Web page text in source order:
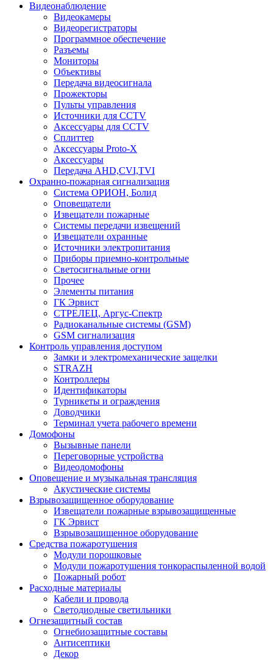
Видеонаблюдение
Видеокамеры
Видеорегистраторы
Программное обеспечение
Разъемы
Мониторы
Объективы
Передача видеосигнала
Прожекторы
Пульты управления
Источники для CCTV
Аксессуары для CCTV
Сплиттер
Аксессуары Proto-X
Аксессуары
Передача AHD,CVI,TVI
Охранно-пожарная сигнализация
Система ОРИОН, Болид
Оповещатели
Извещатели пожарные
Системы передачи извещений
Извещатели охранные
Источники электропитания
Приборы приемно-контрольные
Светосигнальные огни
Прочее
Элементы питания
ГК Эрвист
СТРЕЛЕЦ, Аргус-Спектр
Радиоканальные системы (GSM)
GSM сигнализация
Контроль управления доступом
Замки и электромеханические защелки
STRAZH
Контроллеры
Идентификаторы
Турникеты и ограждения
Доводчики
Терминал учета рабочего времени
Домофоны
Вызывные панели
Переговорные устройства
Видеодомофоны
Оповещение и музыкальная трансляция
Акустические системы
Взрывозащищенное оборудование
Извещатели пожарные взрывозащищенные
ГК Эрвист
Взрывозащищенное оборудование
Средства пожаротушения
Модули порошковые
Модули пожаротушения тонкораспыленной водой
Пожарный робот
Расходные материалы
Кабели и провода
Светодиодные светильники
Огнезащитный состав
Огнебиозащитные составы
Антисептики
Декор